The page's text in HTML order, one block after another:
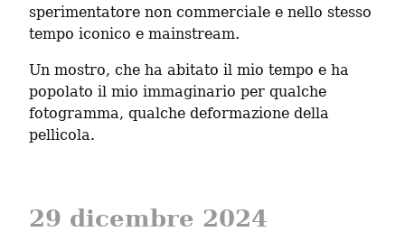
sperimentatore non commerciale e nello stesso
tempo iconico e mainstream.
Un mostro, che ha abitato il mio tempo e ha
popolato il mio immaginario per qualche
fotogramma, qualche deformazione della
pellicola.
29 dicembre 2024